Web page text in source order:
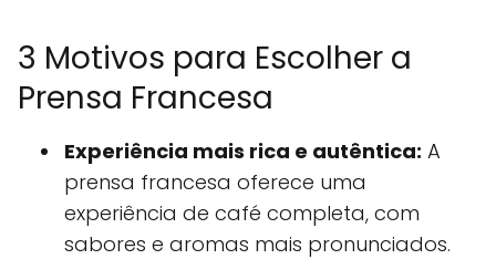
3 Motivos para Escolher a
Prensa Francesa
Experiência mais rica e autêntica: A
prensa francesa oferece uma
experiência de café completa, com
sabores e aromas mais pronunciados.